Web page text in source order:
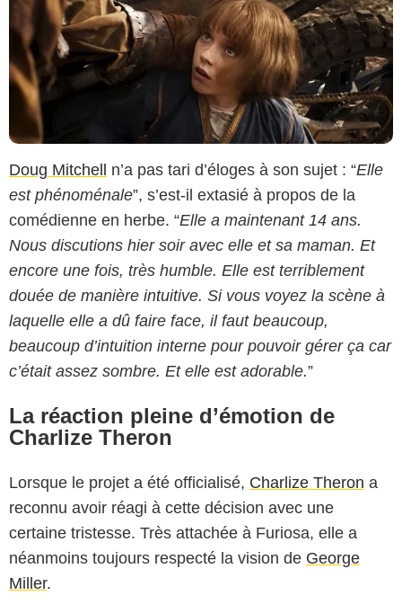
Doug Mitchell n’a pas tari d’éloges à son sujet : “Elle
est phénoménale”, s’est-il extasié à propos de la
comédienne en herbe. “Elle a maintenant 14 ans.
Nous discutions hier soir avec elle et sa maman. Et
encore une fois, très humble. Elle est terriblement
douée de manière intuitive. Si vous voyez la scène à
laquelle elle a dû faire face, il faut beaucoup,
beaucoup d’intuition interne pour pouvoir gérer ça car
c’était assez sombre. Et elle est adorable.”
La réaction pleine d’émotion de
Charlize Theron
Lorsque le projet a été officialisé, Charlize Theron a
reconnu avoir réagi à cette décision avec une
certaine tristesse. Très attachée à Furiosa, elle a
néanmoins toujours respecté la vision de George
Miller.